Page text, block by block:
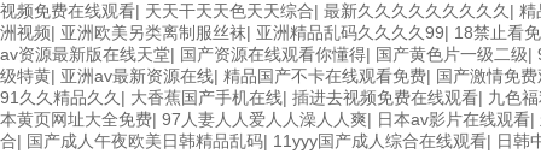
视频免费在线观看| 天天干天天色天天综合| 最新久久久久久久久久久 | 精
洲视频| 亚洲欧美另类离制服丝袜| 亚洲精品乱码久久久久99| 18禁止看
av资源最新版在线天堂| 国产资源在线观看你懂得| 国产黄色片一级二级|
级特黄| 亚洲av最新资源在线| 精品国产不卡在线观看免费| 国产激情免
91久久精品久久 | 大香蕉国产手机在线| 插进去视频免费在线观看| 九色
本黄页网址大全免费| 97人妻人人爱人人澡人人爽| 日本av影片在线观看|
合| 国产成人午夜欧美日韩精品乱码| 11yyy国产成人综合在线观看| 日韩